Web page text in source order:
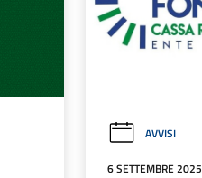
AVVISI
6 SETTEMBRE 2025